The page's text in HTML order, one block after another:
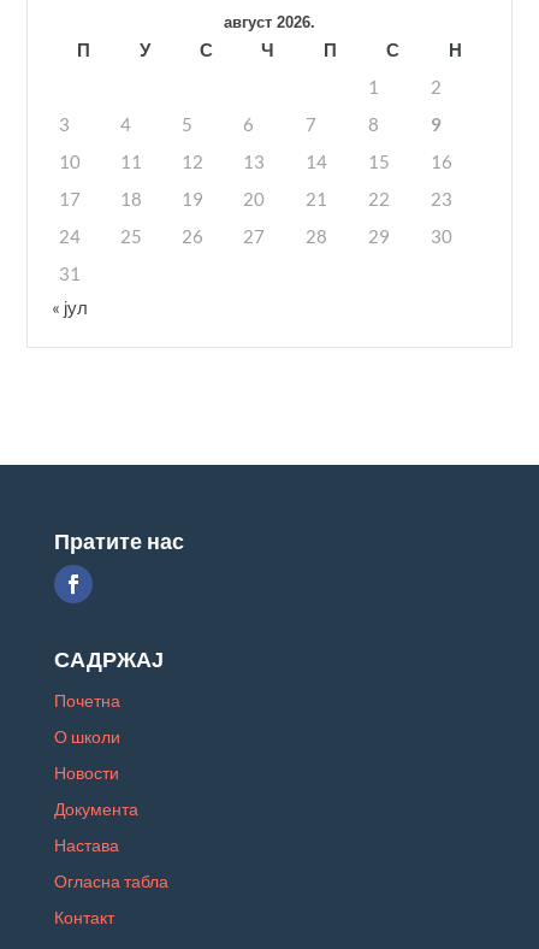
август 2026.
П У С Ч П С
Н
1
2
3
4 5 6 7 8
9
10
11 12 13 14 15
16
17
18 19 20 21 22
23
24
25 26 27 28 29
30
31
« јул
Пратите нас
САДРЖАЈ
Почетна
О школи
Новости
Документа
Настава
Огласна табла
Контакт